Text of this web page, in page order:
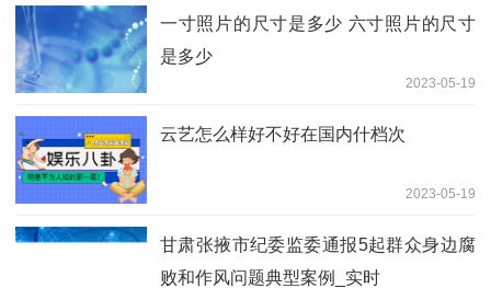
一寸照片的尺寸是多少 六寸照片的尺寸
是多少
2023-05-19
云艺怎么样好不好在国内什档次
2023-05-19
甘肃张掖市纪委监委通报5起群众身边腐
败和作风问题典型案例_实时